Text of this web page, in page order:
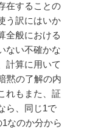
在することの
う訳にはいか
全般における
ない不確かな
計算に用いて
黙の了解の内
れもまた、証
ら、同じ1で
なのか分から